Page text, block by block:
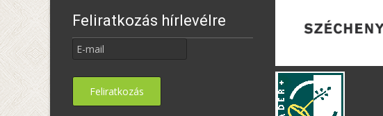
Feliratkozás hírlevélre